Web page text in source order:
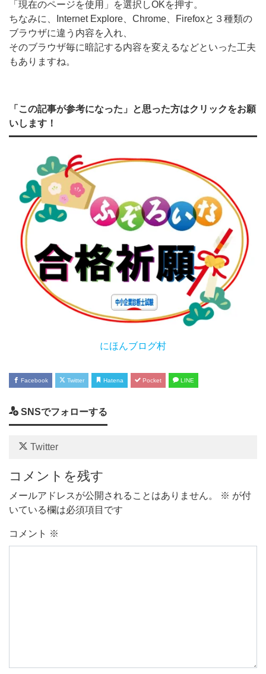
「現在のページを使用」を選択しOKを押す。
ちなみに、Internet Explore、Chrome、Firefoxと３種類の
ブラウザに違う内容を入れ、
そのブラウザ毎に暗記する内容を変えるなどといった工夫
もありますね。
「この記事が参考になった」と思った方はクリックをお願
いします！
にほんブログ村
Facebook Twitter Hatena Pocket LINE
SNSでフォローする
Twitter
コメントを残す
メールアドレスが公開されることはありません。 ※ が付
いている欄は必須項目です
コメント ※